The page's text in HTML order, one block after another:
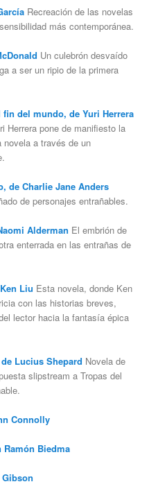
Recreación de las novelas
más contemporánea.
Un culebrón desvaído
a ser un ripio de la primera
del mundo, de Yuri Herrera
Herrera pone de manifiesto la
novela a través de un
de Charlie Jane Anders
de personajes entrañables.
Alderman El embrión de
enterrada en las entrañas de
Liu Esta novela, donde Ken
con las historias breves,
lector hacia la fantasía épica
Lucius Shepard Novela de
slipstream a Tropas del
Connolly
Biedma